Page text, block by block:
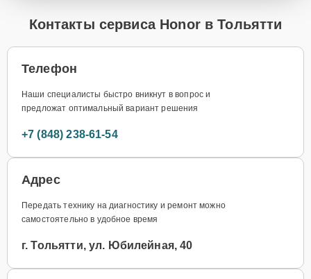
Контакты сервиса Honor в Тольятти
Телефон
Наши специалисты быстро вникнут в вопрос и
предложат оптимальный вариант решения
+7 (848) 238-61-54
Адрес
Передать технику на диагностику и ремонт можно
самостоятельно в удобное время
г. Тольятти, ул. Юбилейная, 40